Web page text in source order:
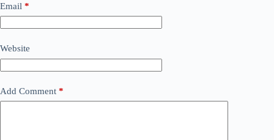
Email *
Website
Add Comment *